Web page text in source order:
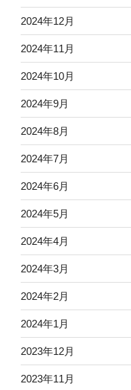
2024年12月
2024年11月
2024年10月
2024年9月
2024年8月
2024年7月
2024年6月
2024年5月
2024年4月
2024年3月
2024年2月
2024年1月
2023年12月
2023年11月